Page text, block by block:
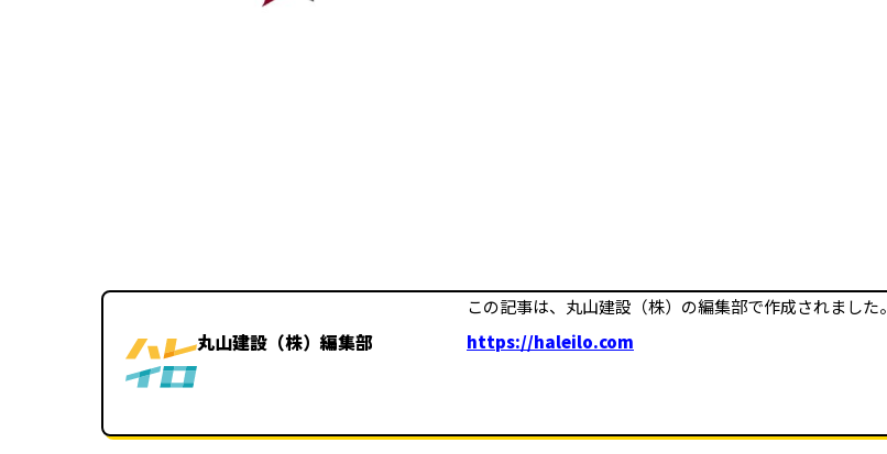
丸山建設（株）編集部
この記事は、丸山建設（株）の編集部で作成されました。
https://haleilo.com